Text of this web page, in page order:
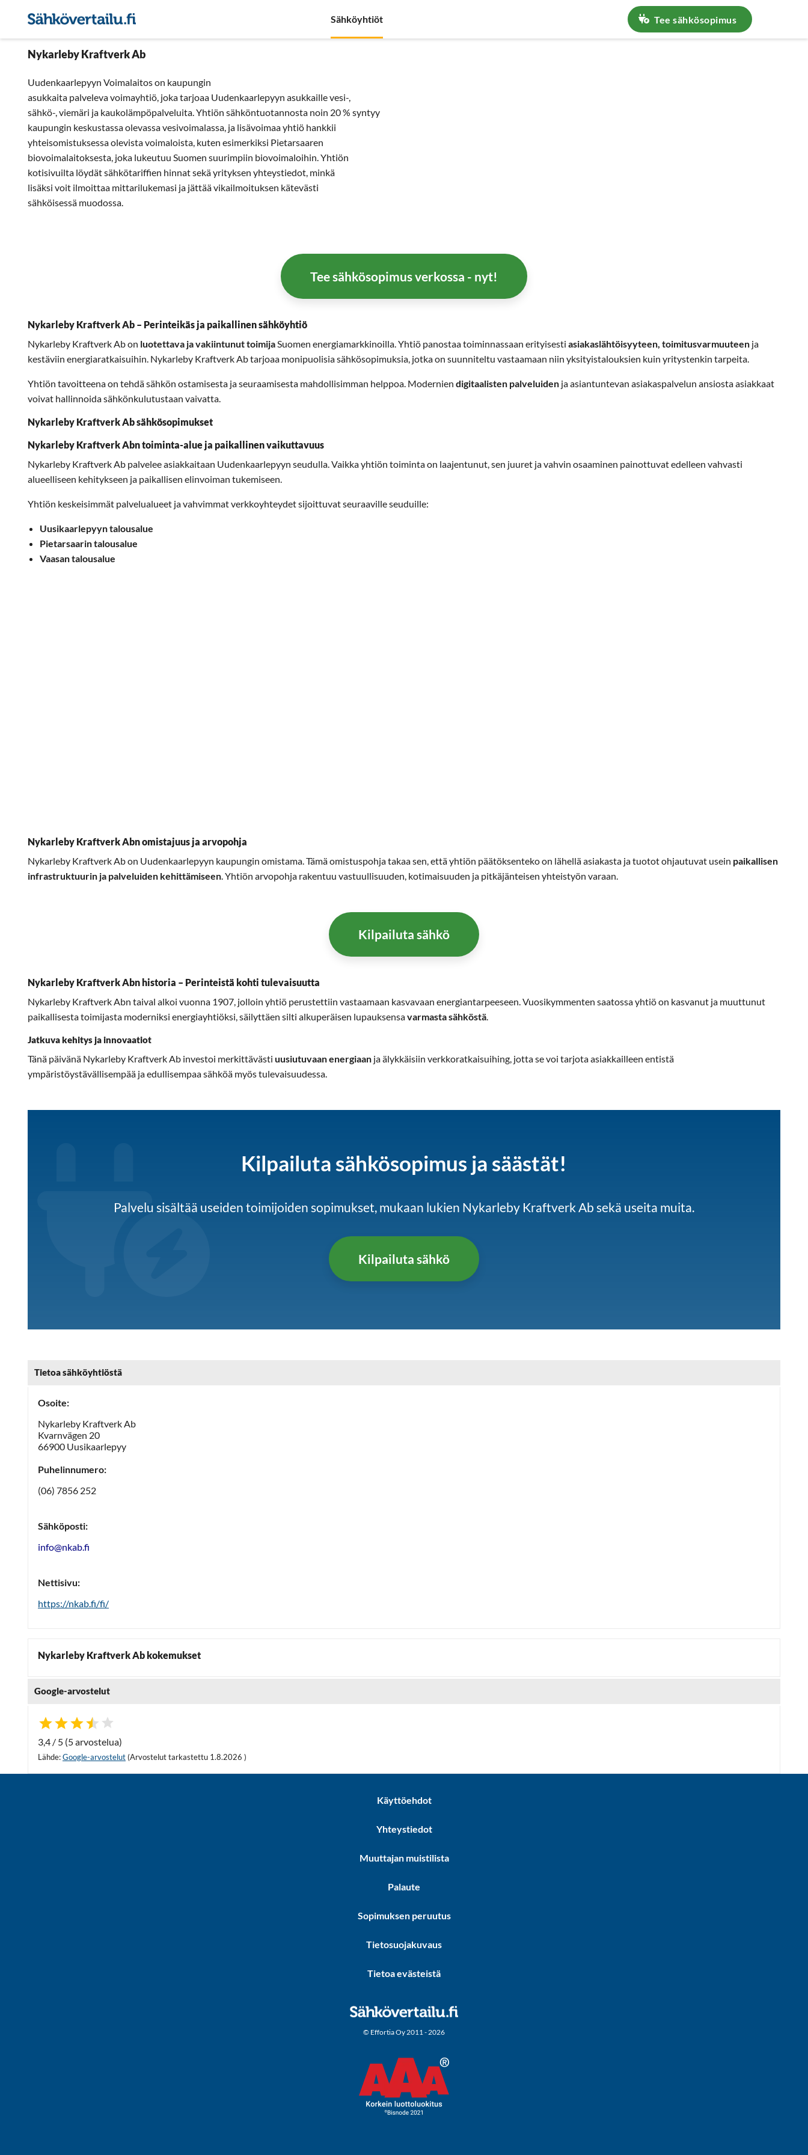
Sähköyhtiöt Tee sähkösopimus
Nykarleby Kraftverk Ab
Uudenkaarlepyyn Voimalaitos on kaupungin
asukkaita palveleva voimayhtiö, joka tarjoaa Uudenkaarlepyyn asukkaille vesi-,
sähkö-, viemäri ja kaukolämpöpalveluita. Yhtiön sähköntuotannosta noin 20 % syntyy
kaupungin keskustassa olevassa vesivoimalassa, ja lisävoimaa yhtiö hankkii
yhteisomistuksessa olevista voimaloista, kuten esimerkiksi Pietarsaaren
biovoimalaitoksesta, joka lukeutuu Suomen suurimpiin biovoimaloihin. Yhtiön
kotisivuilta löydät sähkötariffien hinnat sekä yrityksen yhteystiedot, minkä
lisäksi voit ilmoittaa mittarilukemasi ja jättää vikailmoituksen kätevästi
sähköisessä muodossa.
Tee sähkösopimus verkossa - nyt!
Nykarleby Kraftverk Ab – Perinteikäs ja paikallinen sähköyhtiö
Nykarleby Kraftverk Ab on luotettava ja vakiintunut toimija Suomen energiamarkkinoilla. Yhtiö panostaa toiminnassaan erityisesti asiakaslähtöisyyteen, toimitusvarmuuteen ja
kestäviin energiaratkaisuihin. Nykarleby Kraftverk Ab tarjoaa monipuolisia sähkösopimuksia, jotka on suunniteltu vastaamaan niin yksityistalouksien kuin yritystenkin tarpeita.
Yhtiön tavoitteena on tehdä sähkön ostamisesta ja seuraamisesta mahdollisimman helppoa. Modernien digitaalisten palveluiden ja asiantuntevan asiakaspalvelun ansiosta asiakkaat
voivat hallinnoida sähkönkulutustaan vaivatta.
Nykarleby Kraftverk Ab sähkösopimukset
Nykarleby Kraftverk Abn toiminta-alue ja paikallinen vaikuttavuus
Nykarleby Kraftverk Ab palvelee asiakkaitaan Uudenkaarlepyyn seudulla. Vaikka yhtiön toiminta on laajentunut, sen juuret ja vahvin osaaminen painottuvat edelleen vahvasti
alueelliseen kehitykseen ja paikallisen elinvoiman tukemiseen.
Yhtiön keskeisimmät palvelualueet ja vahvimmat verkkoyhteydet sijoittuvat seuraaville seuduille:
Uusikaarlepyyn talousalue
Pietarsaarin talousalue
Vaasan talousalue
Nykarleby Kraftverk Abn omistajuus ja arvopohja
Nykarleby Kraftverk Ab on Uudenkaarlepyyn kaupungin omistama. Tämä omistuspohja takaa sen, että yhtiön päätöksenteko on lähellä asiakasta ja tuotot ohjautuvat usein paikallisen
infrastruktuurin ja palveluiden kehittämiseen . Yhtiön arvopohja rakentuu vastuullisuuden, kotimaisuuden ja pitkäjänteisen yhteistyön varaan.
Kilpailuta sähkö
Nykarleby Kraftverk Abn historia – Perinteistä kohti tulevaisuutta
Nykarleby Kraftverk Abn taival alkoi vuonna 1907, jolloin yhtiö perustettiin vastaamaan kasvavaan energiantarpeeseen. Vuosikymmenten saatossa yhtiö on kasvanut ja muuttunut
paikallisesta toimijasta moderniksi energiayhtiöksi, säilyttäen silti alkuperäisen lupauksensavarmasta sähköstä.
Jatkuva kehitys ja innovaatiot
Tänä päivänä Nykarleby Kraftverk Ab investoi merkittävästi uusiutuvaan energiaan ja älykkäisiin verkkoratkaisuihing, jotta se voi tarjota asiakkailleen entistä
ympäristöystävällisempää ja edullisempaa sähköä myös tulevaisuudessa.
Kilpailuta sähkösopimus ja säästät!
Palvelu sisältää useiden toimijoiden sopimukset, mukaan lukien Nykarleby Kraftverk Ab sekä useita muita.
Kilpailuta sähkö
Tietoa sähköyhtiöstä
Osoite:
Nykarleby Kraftverk Ab
Kvarnvägen 20
66900 Uusikaarlepyy
Puhelinnumero:
(06) 7856 252
Sähköposti:
info@nkab.fi
Nettisivu:
https://nkab.fi/fi/
Nykarleby Kraftverk Ab kokemukset
Google-arvostelut
3,4 / 5 (5 arvostelua)
Lähde:Google-arvostelut (Arvostelut tarkastettu 1.8.2026 )
Käyttöehdot
Yhteystiedot
Muuttajan muistilista
Palaute
Sopimuksen peruutus
Tietosuojakuvaus
Tietoa evästeistä
© Effortia Oy 2011 - 2026